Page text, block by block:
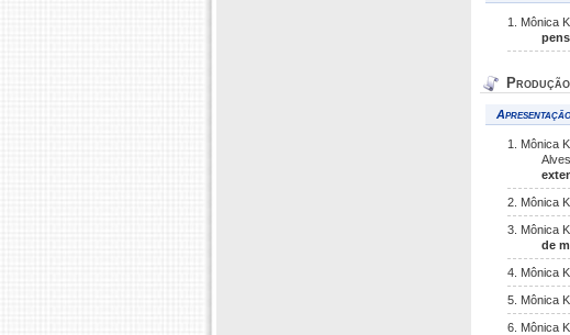
1. Mônica
1. Mônica
2. Mônica
3. Mônica
de
4. Mônica
5. Mônica
6. Mônica